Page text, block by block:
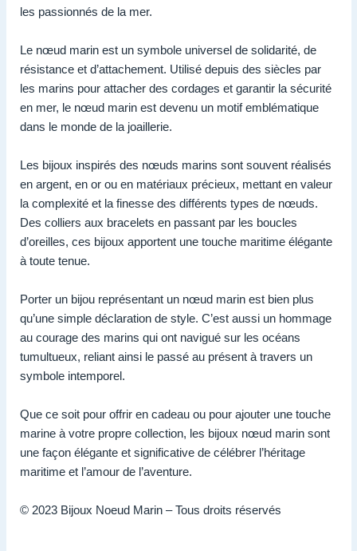
les passionnés de la mer.
Le nœud marin est un symbole universel de solidarité, de
résistance et d’attachement. Utilisé depuis des siècles par
les marins pour attacher des cordages et garantir la sécurité
en mer, le nœud marin est devenu un motif emblématique
dans le monde de la joaillerie.
Les bijoux inspirés des nœuds marins sont souvent réalisés
en argent, en or ou en matériaux précieux, mettant en valeur
la complexité et la finesse des différents types de nœuds.
Des colliers aux bracelets en passant par les boucles
d’oreilles, ces bijoux apportent une touche maritime élégante
à toute tenue.
Porter un bijou représentant un nœud marin est bien plus
qu’une simple déclaration de style. C’est aussi un hommage
au courage des marins qui ont navigué sur les océans
tumultueux, reliant ainsi le passé au présent à travers un
symbole intemporel.
Que ce soit pour offrir en cadeau ou pour ajouter une touche
marine à votre propre collection, les bijoux nœud marin sont
une façon élégante et significative de célébrer l’héritage
maritime et l’amour de l’aventure.
© 2023 Bijoux Noeud Marin – Tous droits réservés